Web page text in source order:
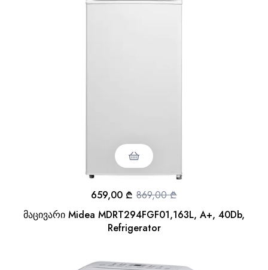
მაცივარი Midea MDRT294FGF01,163L, A+, 40Db,
Refrigerator
869,00₾
659,00 ₾